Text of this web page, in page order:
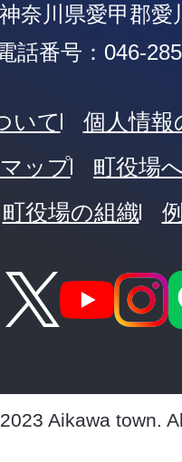
奈川県愛甲郡愛
話番号：046-
いて
個人情
ップ
町役場
町役場の組織
Aikawa town.